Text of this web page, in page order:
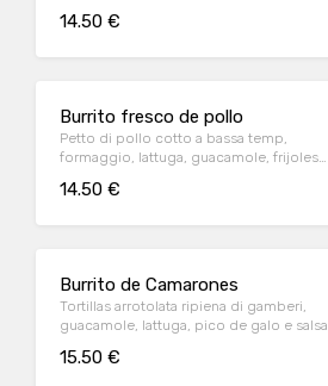
14.50 €
Burrito fresco de pollo
Petto di pollo cotto a bassa temp,
formaggio, lattuga, guacamole, frijoles
14.50 €
Burrito de Camarones
Tortillas arrotolata ripiena di gamberi,
guacamole, lattuga, pico de galo e salsa
15.50 €